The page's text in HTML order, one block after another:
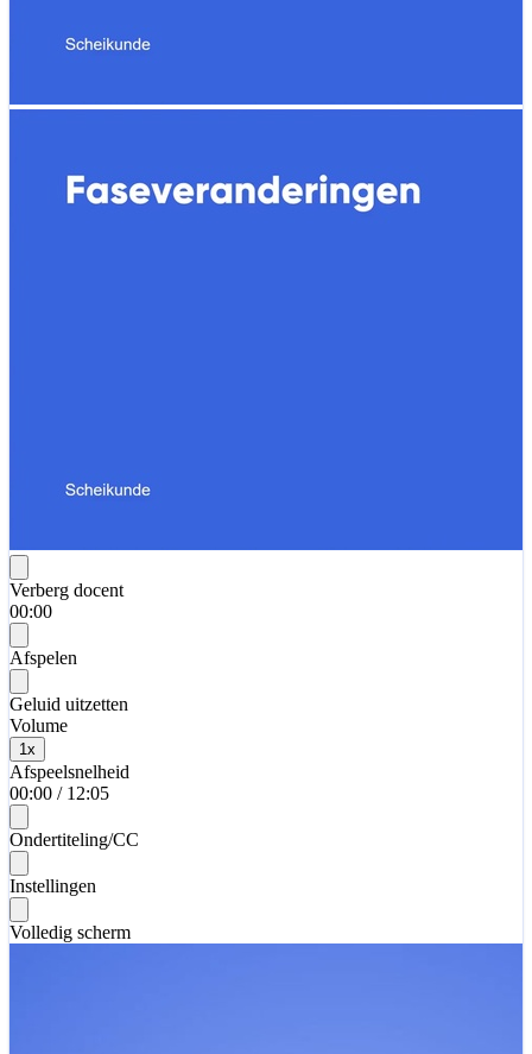
Verberg docent
00:00
Afspelen
Geluid uitzetten
Volume
1 x
Afspeelsnelheid
00:00 / 12:05
Ondertiteling/CC
Instellingen
Volledig scherm